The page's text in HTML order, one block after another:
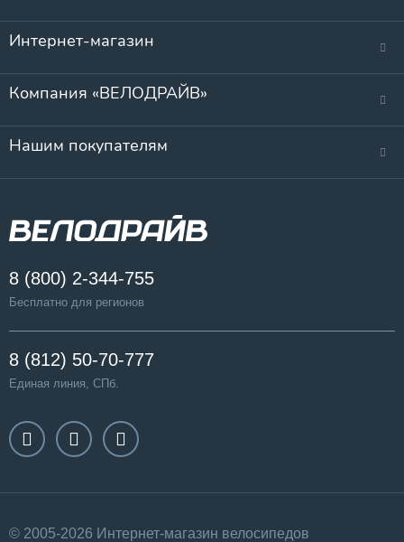
Интернет-магазин
Компания «ВЕЛОДРАЙВ»
Нашим покупателям
8 (800) 2-344-755
Бесплатно для регионов
8 (812) 50-70-777
Единая линия, СПб.
© 2005-2026 Интернет-магазин велосипедов